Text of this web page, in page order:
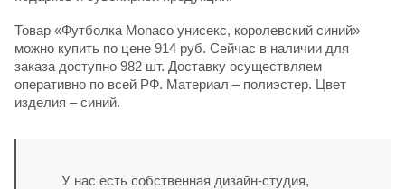
Товар «Футболка Monaco унисекс, королевский синий»
можно купить по цене 914 руб. Сейчас в наличии для
заказа доступно 982 шт. Доставку осуществляем
оперативно по всей РФ. Материал – полиэстер. Цвет
изделия – синий.
У нас есть собственная дизайн-студия,